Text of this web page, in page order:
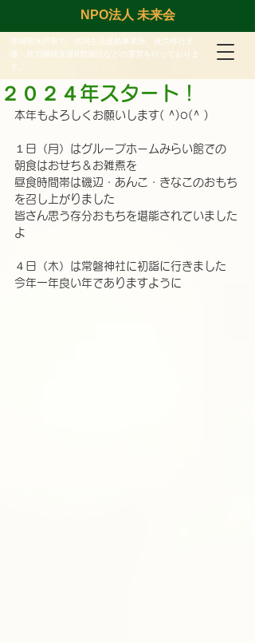
NPO法人 未来会
茨城県水戸市で、共同生活援助事業所、就労移行支
援・就労継続支援B型施設などの運営を行っておりま
２０２４年スタート！
本年もよろしくお願いします( ^)o(^ )
１日（月）はグループホームみらい館での
朝食はおせち＆お雑煮を
昼食時間帯は磯辺・あんこ・きなこのおもち
を召し上がりました
皆さん思う存分おもちを堪能されていました
よ
４日（木）は常磐神社に初詣に行きました
今年一年良い年でありますように